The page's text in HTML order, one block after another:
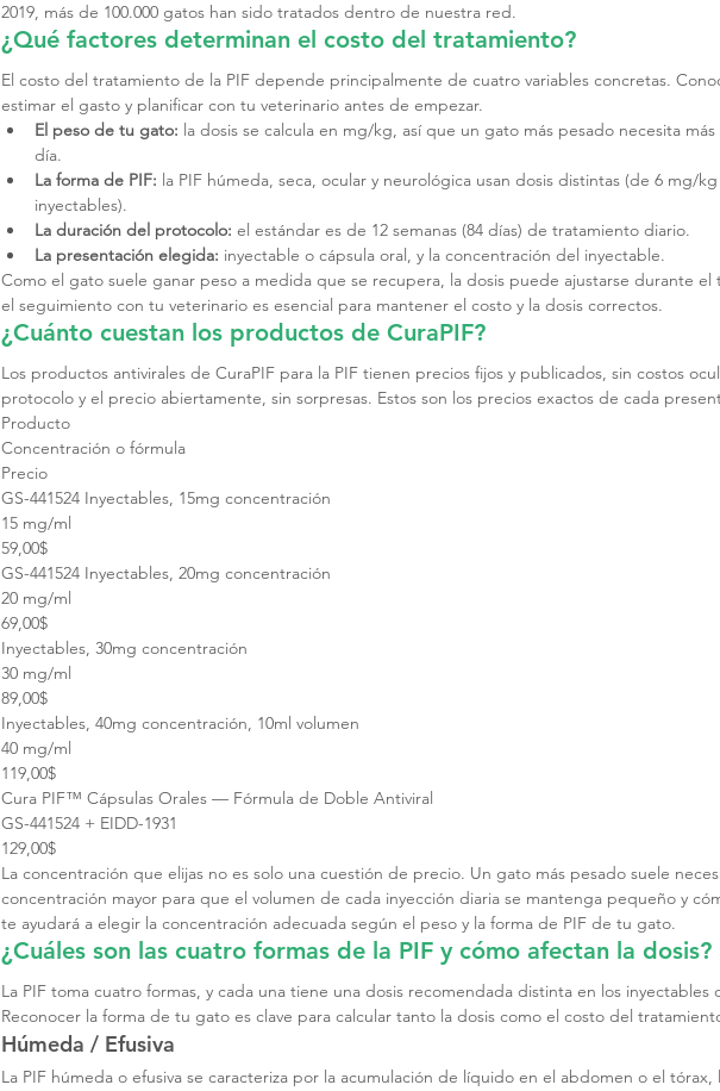
2019, más de 100.000 gatos han sido tratados dentro de nuestra red.
¿Qué factores determinan el costo del tratamiento?
El costo del tratamiento de la PIF depende principalmente de cuatro variables concretas.
estimar el gasto y planificar con tu veterinario antes de empezar.
El peso de tu gato: la dosis se calcula en mg/kg, así que un gato más pesado necesita
día.
La forma de PIF: la PIF húmeda, seca, ocular y neurológica usan dosis distintas (de 6 mg/
inyectables).
La duración del protocolo: el estándar es de 12 semanas (84 días) de tratamiento diario.
La presentación elegida: inyectable o cápsula oral, y la concentración del inyectable.
Como el gato suele ganar peso a medida que se recupera, la dosis puede ajustarse durante el
el seguimiento con tu veterinario es esencial para mantener el costo y la dosis correctos.
¿Cuánto cuestan los productos de CuraPIF?
Los productos antivirales de CuraPIF para la PIF tienen precios fijos y publicados, sin costos
protocolo y el precio abiertamente, sin sorpresas. Estos son los precios exactos de cada
Producto
Concentración o fórmula
Precio
GS-441524 Inyectables, 15mg concentración
15 mg/ml
59,00$
GS-441524 Inyectables, 20mg concentración
20 mg/ml
69,00$
Inyectables, 30mg concentración
30 mg/ml
89,00$
Inyectables, 40mg concentración, 10ml volumen
40 mg/ml
119,00$
Cura PIF™ Cápsulas Orales — Fórmula de Doble Antiviral
GS-441524 + EIDD-1931
129,00$
La concentración que elijas no es solo una cuestión de precio. Un gato más pesado suele
concentración mayor para que el volumen de cada inyección diaria se mantenga pequeño y
te ayudará a elegir la concentración adecuada según el peso y la forma de PIF de tu gato.
¿Cuáles son las cuatro formas de la PIF y cómo afectan la dosis?
La PIF toma cuatro formas, y cada una tiene una dosis recomendada distinta en los inyectables
Reconocer la forma de tu gato es clave para calcular tanto la dosis como el costo del
Húmeda / Efusiva
La PIF húmeda o efusiva se caracteriza por la acumulación de líquido en el abdomen o el